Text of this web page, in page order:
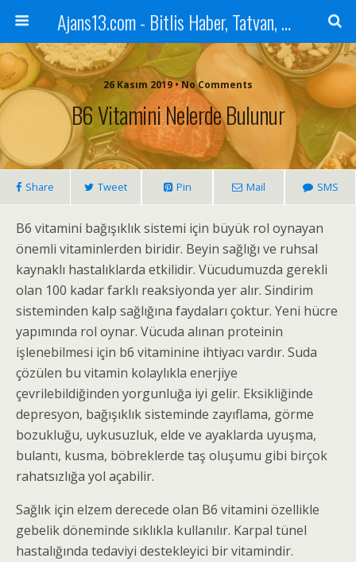
Ajans13.com - Bitlis Haber, Tatvan, Ahlat, Adilcevaz, Mutki, Hizan, Güroymak, Gazete, Ajans, 13, Haber
26 Kasım 2019 • No Comments
B6 Vitamini Nelerde Bulunur
Share Tweet Pin Mail SMS
B6 vitamini bağışıklık sistemi için büyük rol oynayan
önemli vitaminlerden biridir. Beyin sağlığı ve ruhsal
kaynaklı hastalıklarda etkilidir. Vücudumuzda gerekli
olan 100 kadar farklı reaksiyonda yer alır. Sindirim
sisteminden kalp sağlığına faydaları çoktur. Yeni hücre
yapımında rol oynar. Vücuda alınan proteinin
işlenebilmesi için b6 vitaminine ihtiyacı vardır. Suda
çözülen bu vitamin kolaylıkla enerjiye
çevrilebildiğinden yorgunluğa iyi gelir. Eksikliğinde
depresyon, bağışıklık sisteminde zayıflama, görme
bozukluğu, uykusuzluk, elde ve ayaklarda uyuşma,
bulantı, kusma, böbreklerde taş oluşumu gibi birçok
rahatsızlığa yol açabilir.
Sağlık için elzem derecede olan B6 vitamini özellikle
gebelik döneminde sıklıkla kullanılır. Karpal tünel
hastalığında tedaviyi destekleyici bir vitamindir.